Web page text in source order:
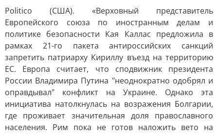
Politico (США). «Верховный представитель
Европейского союза по иностранным делам и
политике безопасности Кая Каллас предложила в
рамках 21-го пакета антироссийских санкций
запретить патриарху Кириллу въезд на территорию
ЕС. Европа считает, что сподвижник президента
России Владимира Путина "неоднократно одобрял и
оправдывал" конфликт на Украине. Однако эта
инициатива натолкнулась на возражения Болгарии,
где проживает значительная доля православного
населения. Рим пока не готов наложить вето на